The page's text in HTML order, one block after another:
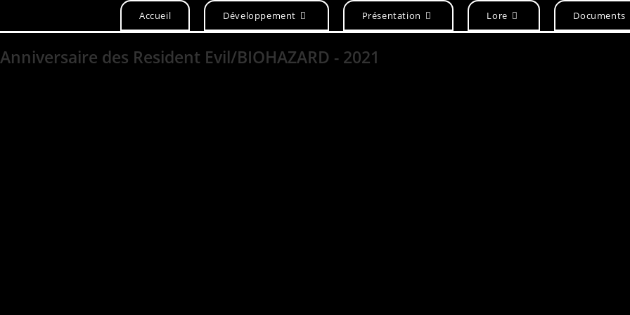
Accueil Développement Présentation Lore Documents
Anniversaire des Resident Evil/BIOHAZARD - 2021